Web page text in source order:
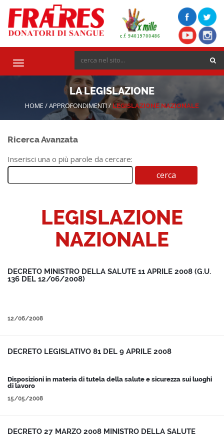
Toggle
LA LEGISLAZIONE
HOME /APPROFONDIMENTI/ LEGISLAZIONE NAZIONALE
Ricerca Avanzata
Inserisci una o più parole da cercare:
LEGISLAZIONE
NAZIONALE
DECRETO MINISTRO DELLA SALUTE 11 APRILE 2008 (G.U.
136 DEL 12/06/2008)
12/06/2008
DECRETO LEGISLATIVO 81 DEL 9 APRILE 2008
Disposizioni in materia di tutela della salute e sicurezza sui luoghi
di lavoro
15/05/2008
DECRETO 27 MARZO 2008 MINISTRO DELLA SALUTE